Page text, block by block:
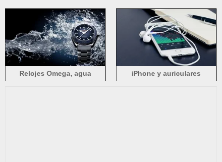
Relojes Omega, agua iPhone y auriculares